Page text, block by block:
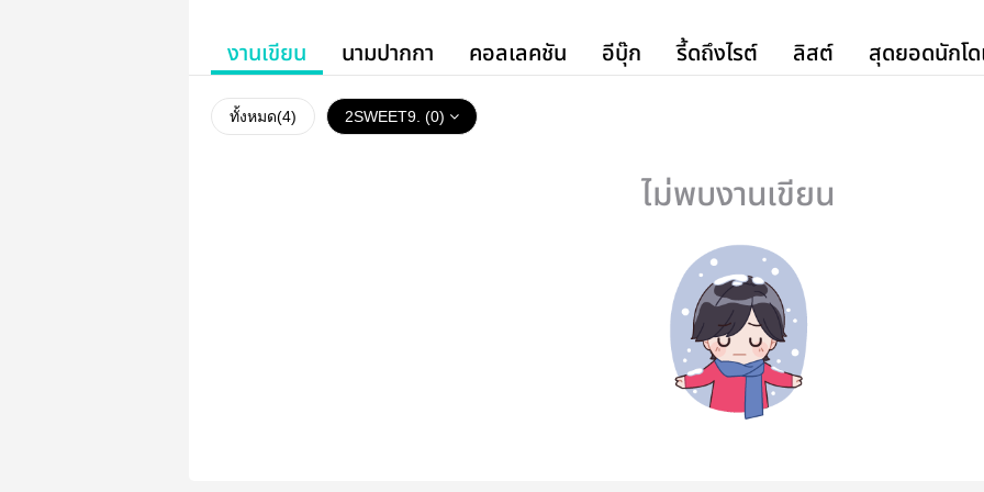
งานเขียน นามปากกา คอลเลคชัน อีบุ๊ก รี้ดถึงไรต์ ลิสต์ สุดยอดนักโ
ทั้งหมด(4) 2SWEET9. (0)
ไม่พบงานเขียน